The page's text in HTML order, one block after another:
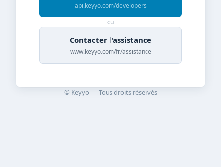
api.keyyo.com/developers
ou
Contacter l'assistance
www.keyyo.com/fr/assistance
© Keyyo — Tous droits réservés